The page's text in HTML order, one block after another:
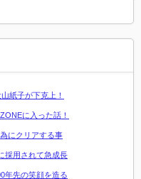
紙子が下克上！
に入った話！
にクリアする事
採用されて急成長
年先の笑顔を造る